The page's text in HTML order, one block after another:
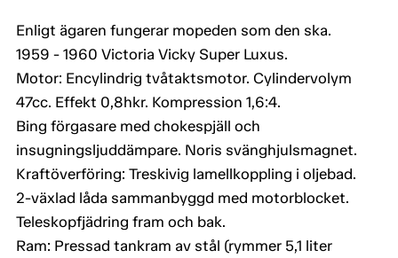
Enligt ägaren fungerar mopeden som den ska.
1959 - 1960 Victoria Vicky Super Luxus.
Motor: Encylindrig tvåtaktsmotor. Cylindervolym
47cc. Effekt 0,8hkr. Kompression 1,6:4.
Bing förgasare med chokespjäll och
insugningsljuddämpare. Noris svänghjulsmagnet.
Kraftöverföring: Treskivig lamellkoppling i oljebad.
2-växlad låda sammanbyggd med motorblocket.
Teleskopfjädring fram och bak.
Ram: Pressad tankram av stål (rymmer 5,1 liter